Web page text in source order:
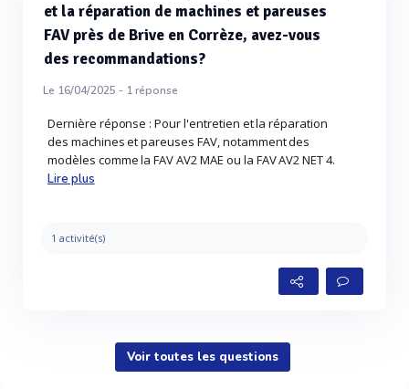
et la réparation de machines et pareuses
FAV près de Brive en Corrèze, avez-vous
des recommandations?
Le 16/04/2025 - 1réponse
Dernière réponse : Pour l'entretien et la réparation
des machines et pareuses FAV, notamment des
modèles comme la FAV AV2 MAE ou la FAV AV2 NET 4.
Lire plus
1 activité(s)
Voir toutes les questions